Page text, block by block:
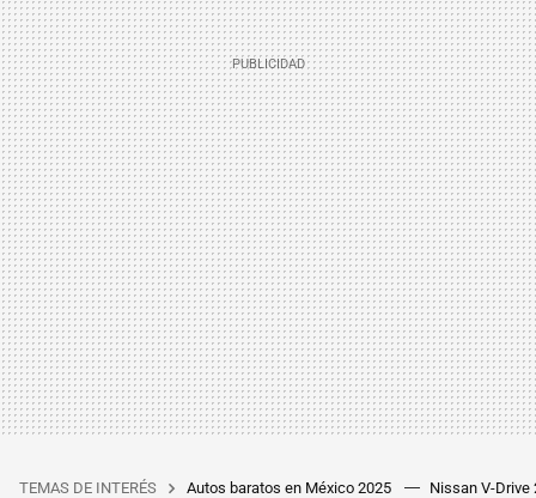
TEMAS DE INTERÉS Autos baratos en México 2025 Nissan V-Drive